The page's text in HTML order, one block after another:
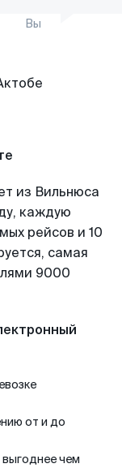
Вы
из Вильнюса
каждую
рейсов и 10
самая
9000
от и до
выгоднее чем